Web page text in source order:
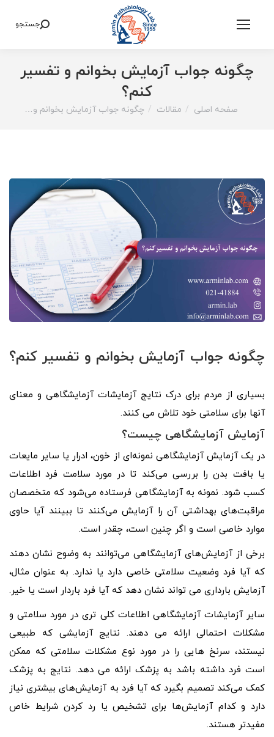
Search:
جستجو
چگونه جواب آزمایش بخوانم و تفسیر
کنم؟
You are here:
صفحه اصلی مقالات چگونه جواب آزمایش بخوانم و…
چگونه جواب آزمایش بخوانم و تفسیر کنم؟
بسیاری از مردم برای درک نتایج آزمایشات آزمایشگاهی و معنای
آنها برای سلامتی خود تلاش می کنند.
آزمایش آزمایشگاهی چیست؟
در یک آزمایش آزمایشگاهی نمونه‌ای از خون، ادرار یا سایر مایعات
یا بافت بدن را بررسی می‌کند تا در مورد سلامت فرد اطلاعات
کسب شود. نمونه به آزمایشگاهی فرستاده می‌شود که متخصصان
مراقبت‌های بهداشتی آن را آزمایش می‌کنند تا ببینند آیا حاوی
موارد خاصی است و اگر چنین است، چقدر است.
برخی از آزمایش‌های آزمایشگاهی می‌توانند به وضوح نشان دهند
که آیا فرد وضعیت سلامتی خاصی دارد یا ندارد. به عنوان مثال،
آزمایش بارداری می تواند نشان دهد که آیا فرد باردار است یا خیر.
سایر آزمایشات آزمایشگاهی اطلاعات کلی تری در مورد سلامتی و
مشکلات احتمالی ارائه می دهند. نتایج آزمایشی که طبیعی
نیستند، سرنخ هایی را در مورد نوع مشکلات سلامتی که ممکن
است فرد داشته باشد به پزشک ارائه می دهد. نتایج به پزشک
کمک می‌کند تصمیم بگیرد که آیا فرد به آزمایش‌های بیشتری نیاز
دارد و کدام آزمایش‌ها برای تشخیص یا رد کردن شرایط خاص
مفیدتر هستند.